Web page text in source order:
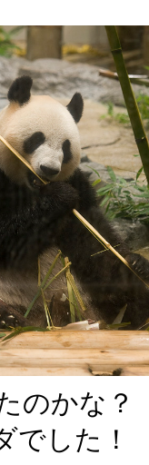
のかな？
でした！